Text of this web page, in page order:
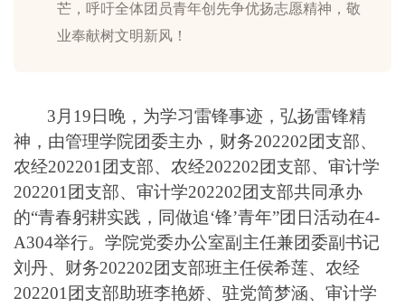
芒，呼吁全体团员青年创先争优扬志愿精神，敬
业奉献树文明新风！
3月19日晚，为学习雷锋事迹，弘扬雷锋精
神，由管理学院团委主办，财务202202团支部、
农经202201团支部、农经202202团支部、审计学
202201团支部、审计学202202团支部共同承办
的“青春躬耕实践，同做追‘锋’青年”团日活动在4-
A304举行。学院党委办公室副主任兼团委副书记
刘丹、财务202202团支部班主任侯希莲、农经
202201团支部助班李艳娇、驻党简梦涵、审计学